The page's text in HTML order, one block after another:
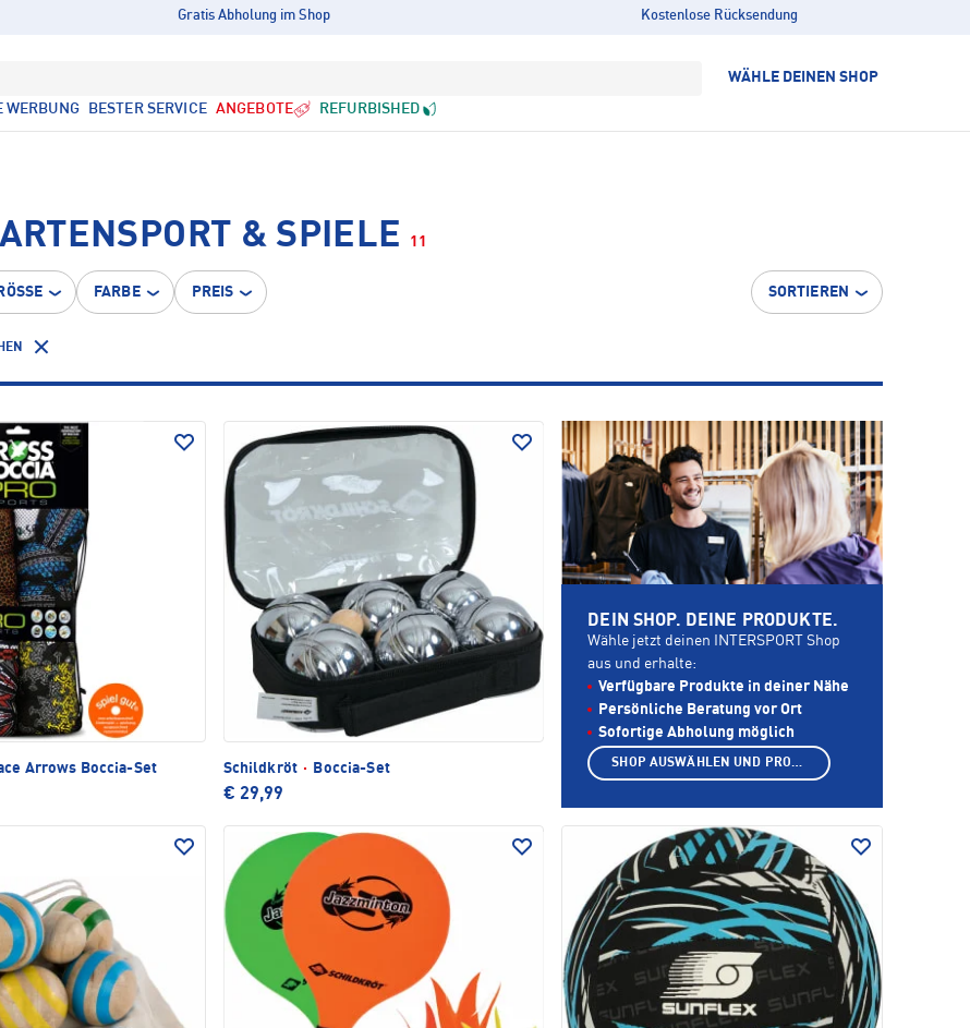
Gratis Abholung im Shop Kostenlose Rücksendung
WÄHLE DEINEN SHOP
WERBUNG BESTER SERVICE ANGEBOTE REFURBISHED
& SPIELE 11
FARBE PREIS SORTIEREN
Arrows Boccia-Set Schildkröt · Boccia-Set
€ 29,99
DEIN SHOP. DEINE PRODUKTE.
Wähle jetzt deinen INTERSPORT Shop
aus und erhalte:
Verfügbare Produkte in deiner Nähe
Persönliche Beratung vor Ort
Sofortige Abholung möglich
SHOP AUSWÄHLEN UND PRODUKTE ANZEIGEN